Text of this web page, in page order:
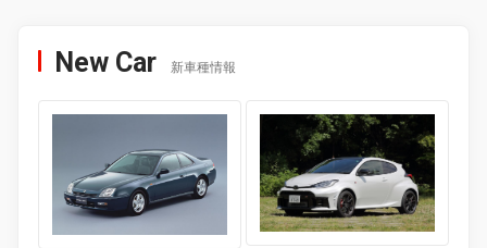
New Car 新車種情報